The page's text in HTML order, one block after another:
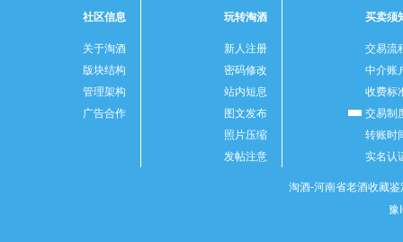
社区信息
关于淘酒
版块结构
管理架构
广告合作
玩转淘酒
新人注册
密码修改
站内短息
图文发布
照片压缩
发帖注意
买卖须
交易流
中介账
收费标
交易制
转账时
实名认
淘酒-河南省老酒收藏
豫